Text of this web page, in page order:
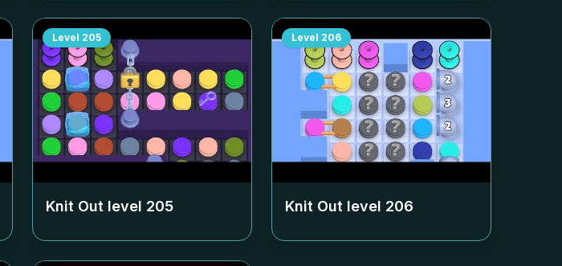
Level 205
Knit Out level 205
Level 206
Knit Out level 206